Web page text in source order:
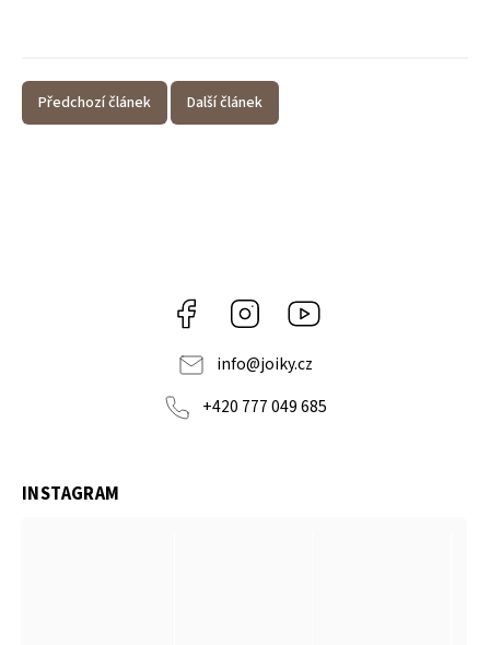
Předchozí článek Další článek
Facebook Instagram
info@joiky.cz
+420 777 049 685
INSTAGRAM